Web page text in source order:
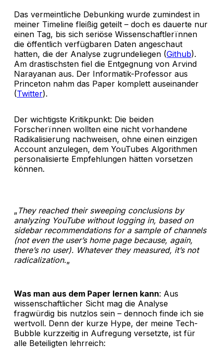
Das vermeintliche Debunking wurde zumindest in
meiner Timeline fleißig geteilt – doch es dauerte nur
einen Tag, bis sich seriöse Wissenschaftlerïnnen
die öffentlich verfügbaren Daten angeschaut
hatten, die der Analyse zugrundeliegen (Github).
Am drastischsten fiel die Entgegnung von Arvind
Narayanan aus. Der Informatik-Professor aus
Princeton nahm das Paper komplett auseinander
(Twitter).
Der wichtigste Kritikpunkt: Die beiden
Forscherïnnen wollten eine nicht vorhandene
Radikalisierung nachweisen, ohne einen einzigen
Account anzulegen, dem YouTubes Algorithmen
personalisierte Empfehlungen hätten vorsetzen
können.
„ They reached their sweeping conclusions by
analyzing YouTube without logging in, based on
sidebar recommendations for a sample of channels
(not even the user’s home page because, again,
there’s no user). Whatever they measured, it’s not
radicalization.„
Was man aus dem Paper lernen kann: Aus
wissenschaftlicher Sicht mag die Analyse
fragwürdig bis nutzlos sein – dennoch finde ich sie
wertvoll. Denn der kurze Hype, der meine Tech-
Bubble kurzzeitig in Aufregung versetzte, ist für
alle Beteiligten lehrreich: